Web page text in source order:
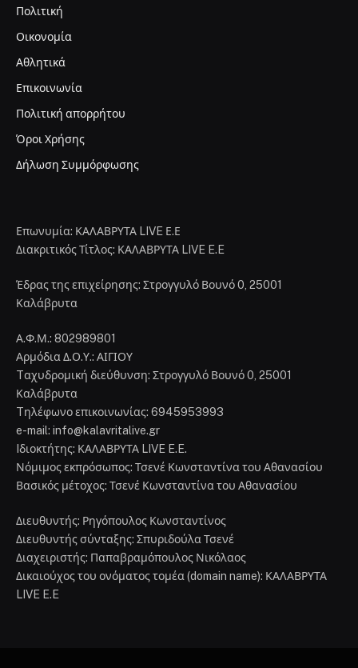
Πολιτική
Οικονομία
Αθλητικά
Επικοινωνία
Πολιτική απορρήτου
Όροι Χρήσης
Δήλωση Συμμόρφωσης
Επωνυμία: ΚΑΛΑΒΡΥΤΑ LIVE Ε.Ε
Διακριτικός Τίτλος: ΚΑΛΑΒΡΥΤΑ LIVE E.E
Έδρας της επιχείρησης: Στρογγυλό Βουνό 0, 25001
Καλάβρυτα
Α.Φ.Μ.: 802989801
Αρμόδια Δ.Ο.Υ.: ΑΙΓΙΟΥ
Tαχυδρομική διεύθυνση: Στρογγυλό Βουνό 0, 25001
Καλάβρυτα
Tηλέφωνο επικοινωνίας: 6945953993
e-mail: info@kalavritalive.gr
Iδιοκτήτης: ΚΑΛΑΒΡΥΤΑ LIVE E.E.
Νόμιμος εκπρόσωπος: Τσενέ Κωνσταντίνα του Αθανασίου
Βασικός μέτοχος: Τσενέ Κωνσταντίνα του Αθανασίου
Διευθυντής: Ρηγόπουλος Κωνσταντίνος
Διευθυντής σύνταξης: Σπυριδούλα Τσενέ
Διαχειριστής: Παπαβραμόπουλος Νικόλαος
Δικαιούχος του ονόματος τομέα (domain name): ΚΑΛΑΒΡΥΤΑ
LIVE E.E